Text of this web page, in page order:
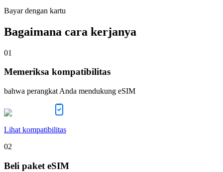
Bayar dengan kartu
Bagaimana cara kerjanya
01
Memeriksa kompatibilitas
bahwa perangkat Anda mendukung eSIM
Lihat kompatibilitas
02
Beli paket eSIM